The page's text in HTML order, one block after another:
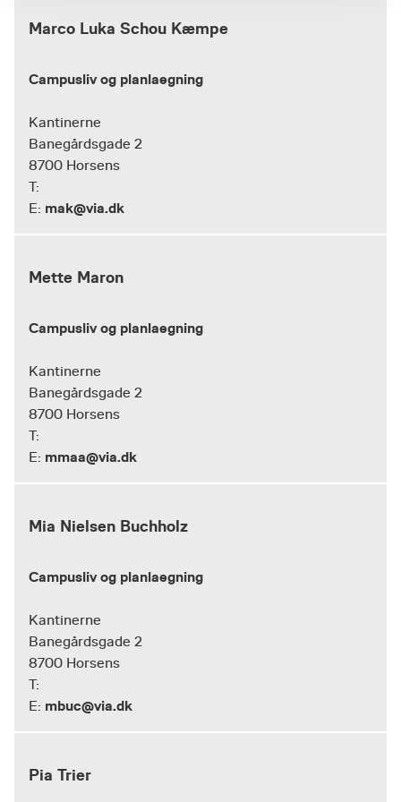
Marco Luka Schou Kæmpe
Campusliv og planlaegning
Kantinerne
Banegårdsgade 2
8700 Horsens
T:
E: mak@via.dk
Mette Maron
Campusliv og planlaegning
Kantinerne
Banegårdsgade 2
8700 Horsens
T:
E: mmaa@via.dk
Mia Nielsen Buchholz
Campusliv og planlaegning
Kantinerne
Banegårdsgade 2
8700 Horsens
T:
E: mbuc@via.dk
Pia Trier